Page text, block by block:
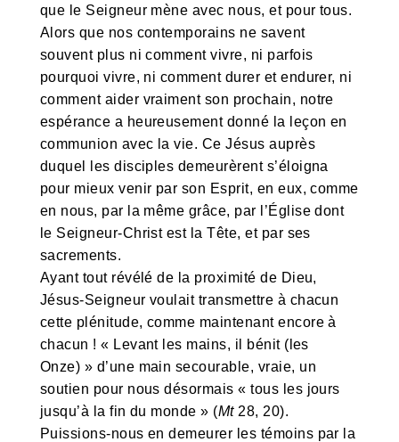
que le Seigneur mène avec nous, et pour tous.
Alors que nos contemporains ne savent
souvent plus ni comment vivre, ni parfois
pourquoi vivre, ni comment durer et endurer, ni
comment aider vraiment son prochain, notre
espérance a heureusement donné la leçon en
communion avec la vie. Ce Jésus auprès
duquel les disciples demeurèrent s’éloigna
pour mieux venir par son Esprit, en eux, comme
en nous, par la même grâce, par l’Église dont
le Seigneur-Christ est la Tête, et par ses
sacrements.
Ayant tout révélé de la proximité de Dieu,
Jésus-Seigneur voulait transmettre à chacun
cette plénitude, comme maintenant encore à
chacun ! « Levant les mains, il bénit (les
Onze) » d’une main secourable, vraie, un
soutien pour nous désormais « tous les jours
jusqu’à la fin du monde » (Mt28, 20).
Puissions-nous en demeurer les témoins par la